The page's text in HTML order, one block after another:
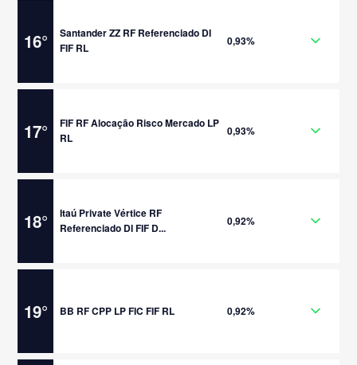
16°
Santander ZZ RF Referenciado DI
FIF RL
0,93%
17°
FIF RF Alocação Risco Mercado LP
RL
0,93%
18°
Itaú Private Vértice RF
Referenciado DI FIF D...
0,92%
19° BB RF CPP LP FIC FIF RL 0,92%